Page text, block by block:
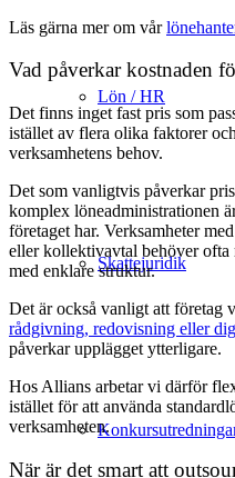
Lön / HR
Skattejuridik
Läs gärna mer om vår
Vad påverkar kostnaden
Det finns inget fast pris som
istället av flera olika faktorer
verksamhetens behov.
Det som vanligtvis påverkar
komplex löneadministrationen
företaget har. Verksamheter
eller kollektivavtal behöver ofta
med enklare struktur.
Det är också vanligt att företag
rådgivning, redovisning eller
påverkar upplägget ytterligare.
Hos Allians arbetar vi därför
istället för att använda
verksamheten.
När är det smart att